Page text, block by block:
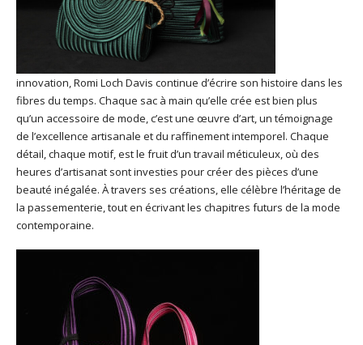
innovation, Romi Loch Davis continue d’écrire son histoire dans les
fibres du temps. Chaque sac à main qu’elle crée est bien plus
qu’un accessoire de mode, c’est une œuvre d’art, un témoignage
de l’excellence artisanale et du raffinement intemporel. Chaque
détail, chaque motif, est le fruit d’un travail méticuleux, où des
heures d’artisanat sont investies pour créer des pièces d’une
beauté inégalée. À travers ses créations, elle célèbre l’héritage de
la passementerie, tout en écrivant les chapitres futurs de la mode
contemporaine.